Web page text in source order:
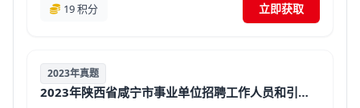
19 积分 立即获取
2023年真题
2023年陕西省咸宁市事业单位招聘工作人员和引进人才招聘考试《职业能力倾向测验》真题精选汇总【答案+解析】